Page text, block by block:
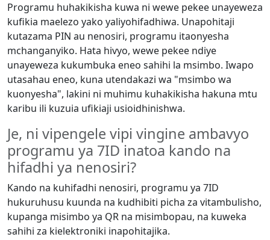
Programu huhakikisha kuwa ni wewe pekee unayeweza
kufikia maelezo yako yaliyohifadhiwa. Unapohitaji
kutazama PIN au nenosiri, programu itaonyesha
mchanganyiko. Hata hivyo, wewe pekee ndiye
unayeweza kukumbuka eneo sahihi la msimbo. Iwapo
utasahau eneo, kuna utendakazi wa "msimbo wa
kuonyesha", lakini ni muhimu kuhakikisha hakuna mtu
karibu ili kuzuia ufikiaji usioidhinishwa.
Je, ni vipengele vipi vingine ambavyo
programu ya 7ID inatoa kando na
hifadhi ya nenosiri?
Kando na kuhifadhi nenosiri, programu ya 7ID
hukuruhusu kuunda na kudhibiti picha za vitambulisho,
kupanga misimbo ya QR na misimbopau, na kuweka
sahihi za kielektroniki inapohitajika.